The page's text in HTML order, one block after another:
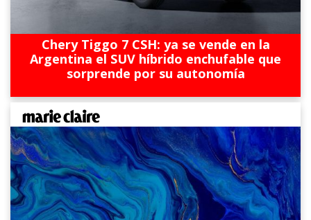
Chery Tiggo 7 CSH: ya se vende en la
Argentina el SUV híbrido enchufable que
sorprende por su autonomía